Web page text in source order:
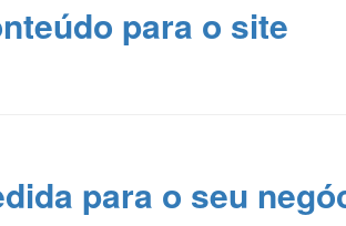
para o site
para o seu